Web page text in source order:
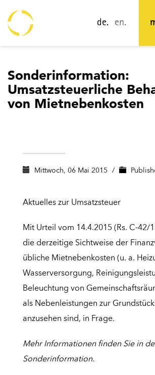
de. en.
Sonderinformation:
Umsatzsteuerliche
von Mietnebenkosten
Mittwoch, 06 Mai 2015 /
Aktuelles zur Umsatzsteuer
Mit Urteil vom 14.4.2015 (Rs. C-42/
die derzeitige Sichtweise der
übliche Mietnebenkosten (u. a.
Wasserversorgung,
Beleuchtung von
als Nebenleistungen zur
anzusehen sind, in Frage.
Mehr Informationen finden Sie in
Sonderinformation.